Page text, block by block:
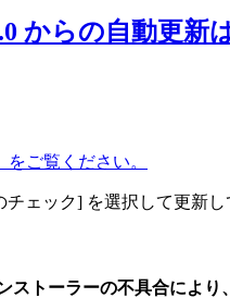
からの自動更新
をご覧ください。
ェック] を選択して更新
ストーラーの不具合によ